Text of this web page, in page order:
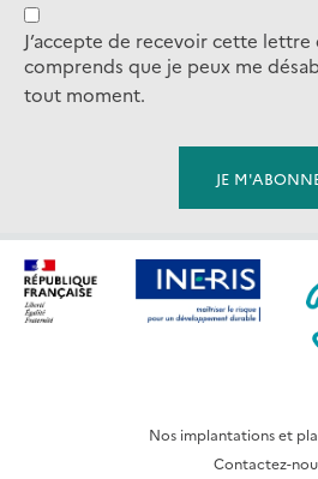
J’accepte de recevoir cette
comprends que je peux me
tout moment.
Nos implantations et
Contactez-